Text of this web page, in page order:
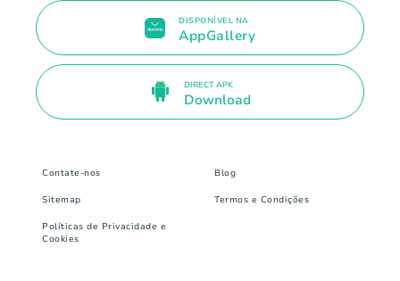
DISPONÍVEL NA
AppGallery
DIRECT APK
Download
Contate-nos Blog
Sitemap Termos e Condições
Políticas de Privacidade e
Cookies